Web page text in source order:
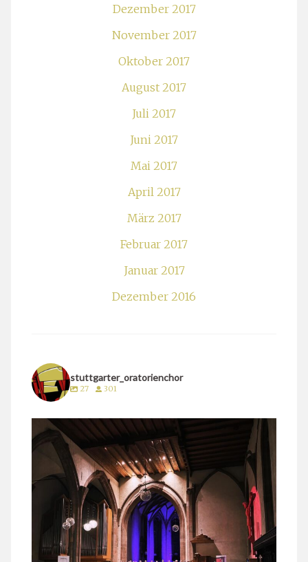
Dezember 2017
November 2017
Oktober 2017
August 2017
Juli 2017
Juni 2017
Mai 2017
April 2017
März 2017
Februar 2017
Januar 2017
Dezember 2016
stuttgarter_oratorienchor
27 301
stuttgarter_oratorienchor
März 24